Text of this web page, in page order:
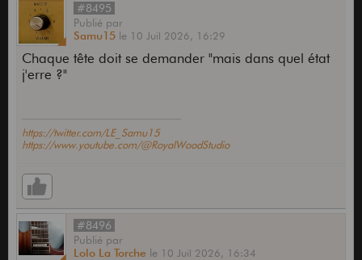
#8495
Publié par
Samu15 le 10 Juil 2026, 16:29
Chaque tête doit se demander "mais dans quel état
j'erre ?"
https://twitter.com/LE_Samu15
https://www.youtube.com/@RoyalWoodStudio
#8496
Publié par
Lolo La Torche le 10 Juil 2026, 16:34